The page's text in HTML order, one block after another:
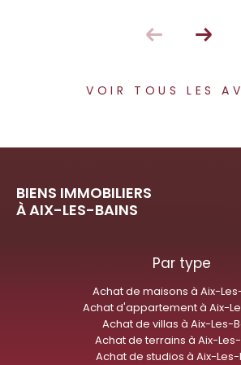
VOIR TOUS LES
BIENS IMMOBILIERS
À AIX-LES-BAINS
Par type
Achat de maisons à Aix-
Achat d'appartement à Aix-
Achat de villas à Aix-Les-
Achat de terrains à Aix-
Achat de studios à Aix-Les-